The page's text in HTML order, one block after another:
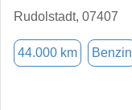
Rudolstadt, 07407
44.000 km Benzin